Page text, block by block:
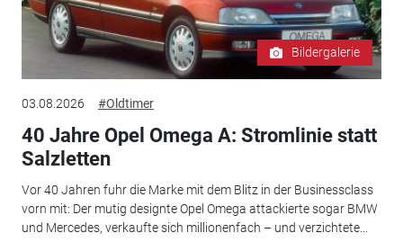
Bildergalerie
03.08.2026 #Oldtimer
40 Jahre Opel Omega A: Stromlinie statt
Salzletten
Vor 40 Jahren fuhr die Marke mit dem Blitz in der Businessclass
vorn mit: Der mutig designte Opel Omega attackierte sogar BMW
und Mercedes, verkaufte sich millionenfach – und verzichtete...